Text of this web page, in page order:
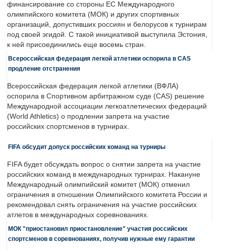
финансирование со стороны ЕС Международного
олимпийского комитета (МОК) и других спортивных
организаций, допустивших россиян и белорусов к турнирам
под своей эгидой. С такой инициативой выступила Эстония,
к ней присоединились еще восемь стран.
Всероссийская федерация легкой атлетики оспорила в CAS
продление отстранения
Всероссийская федерация легкой атлетики (ВФЛА)
оспорила в Спортивном арбитражном суде (CAS) решение
Международной ассоциации легкоатлетических федераций
(World Athletics) о продлении запрета на участие
российских спортсменов в турнирах.
FIFA обсудит допуск российских команд на турниры
FIFA будет обсуждать вопрос о снятии запрета на участие
российских команд в международных турнирах. Накануне
Международный олимпийский комитет (МОК) отменил
ограничения в отношении Олимпийского комитета России и
рекомендовал снять ограничения на участие российских
атлетов в международных соревнованиях.
МОК "приостановил приостановление" участия российских
спортсменов в соревнованиях, получив нужные ему гарантии